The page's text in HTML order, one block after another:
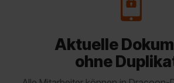
Aktuelle
ohne